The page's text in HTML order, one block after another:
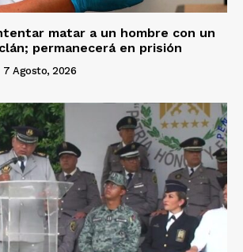
matar a un hombre con un
permanecerá en prisión
7 Agosto, 2026